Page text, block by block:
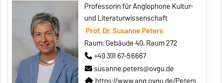
Professorin für Anglophone Kultur-
und Literaturwissenschaft
Prof. Dr. Susanne Peters
Raum: Gebäude 40, Raum 272
+49 391 67-56667
susanne.peters@ovgu.de